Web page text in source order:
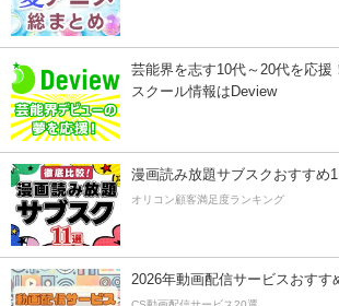
芸能界を志す10代～20代を応援
スクール情報はDeview
漫画読み放題サブスクおすすめ
オリコン顧客満足度ランキング
2026年動画配信サービスおすす